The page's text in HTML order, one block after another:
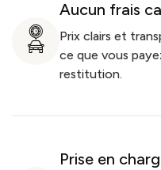
Aucun frais
Prix clairs et
ce que vous
restitution.
Prise en